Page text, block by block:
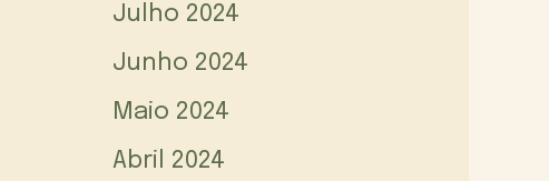
Julho 2024
Junho 2024
Maio 2024
Abril 2024